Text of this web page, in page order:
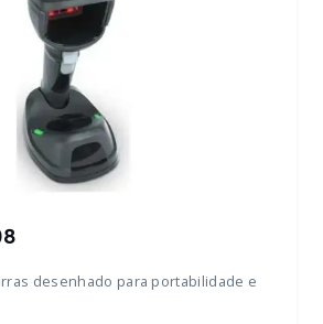
desenhado para portabilidade e